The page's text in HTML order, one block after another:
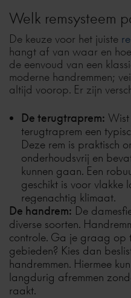
Welk remsysteem
De keuze voor het juiste
hangt af van waar en
de eenvoud van een
moderne handremmen;
altijd voorop. Er zijn
De terugtraprem:
terugtraprem een
Deze rem is praktisch
onderhoudsvrij en
kunnen gaan. Een
geschikt is voor vlakke
regenachtig klimaat.
De handrem: De
diverse soorten.
controle. Ga je graag op
gebieden? Kies dan
handremmen. Hiermee
langdurig afremmen
raakt.